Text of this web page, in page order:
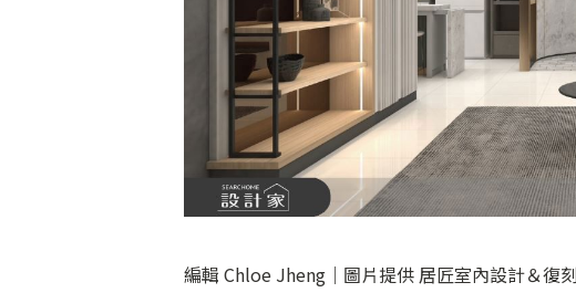
編輯 Chloe Jheng｜圖片提供 居匠室內設計＆復